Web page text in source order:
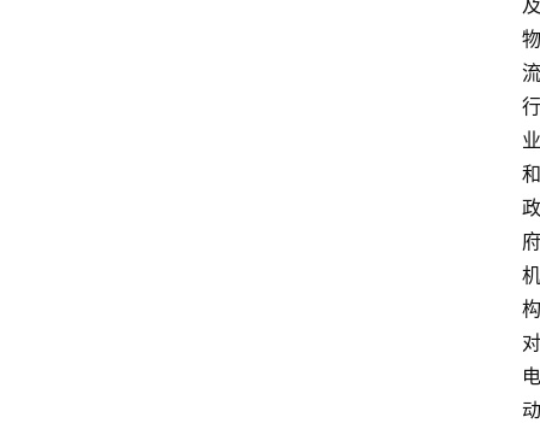
及
物
流
行
业
和
政
府
机
构
对
电
动